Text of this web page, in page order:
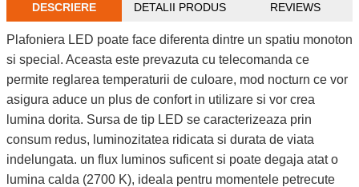
DESCRIERE DETALII PRODUS REVIEWS
Plafoniera LED poate face diferenta dintre un spatiu monoton
si special. Aceasta este prevazuta cu telecomanda ce
permite reglarea temperaturii de culoare, mod nocturn ce vor
asigura aduce un plus de confort in utilizare si vor crea
lumina dorita. Sursa de tip LED se caracterizeaza prin
consum redus, luminozitatea ridicata si durata de viata
indelungata. un flux luminos suficent si poate degaja atat o
lumina calda (2700 K), ideala pentru momentele petrecute